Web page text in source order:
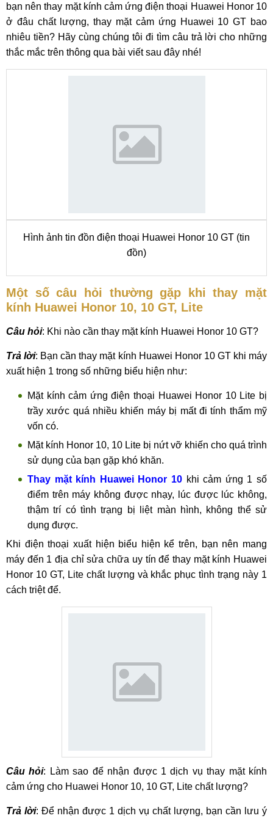
bạn nên thay mặt kính cảm ứng điện thoại Huawei Honor 10
ở đâu chất lượng, thay mặt cảm ứng Huawei 10 GT bao
nhiêu tiền? Hãy cùng chúng tôi đi tìm câu trả lời cho những
thắc mắc trên thông qua bài viết sau đây nhé!
Hình ảnh tin đồn điện thoại Huawei Honor 10 GT (tin
đồn)
Một số câu hỏi thường gặp khi thay mặt
kính Huawei Honor 10, 10 GT, Lite
Câu hỏi: Khi nào cần thay mặt kính Huawei Honor 10 GT?
Trả lời: Bạn cần thay mặt kính Huawei Honor 10 GT khi máy
xuất hiện 1 trong số những biểu hiện như:
Mặt kính cảm ứng điện thoại Huawei Honor 10 Lite bị
trầy xước quá nhiều khiến máy bị mất đi tính thẩm mỹ
vốn có.
Mặt kính Honor 10, 10 Lite bị nứt vỡ khiến cho quá trình
sử dụng của bạn gặp khó khăn.
Thay mặt kính Huawei Honor 10 khi cảm ứng 1 số
điểm trên máy không được nhạy, lúc được lúc không,
thậm trí có tình trạng bị liệt màn hình, không thể sử
dụng được.
Khi điện thoại xuất hiện biểu hiện kể trên, bạn nên mang
máy đến 1 địa chỉ sửa chữa uy tín để thay mặt kính Huawei
Honor 10 GT, Lite chất lượng và khắc phục tình trạng này 1
cách triệt để.
Câu hỏi: Làm sao để nhận được 1 dịch vụ thay mặt kính
cảm ứng cho Huawei Honor 10, 10 GT, Lite chất lượng?
Trả lời: Để nhận được 1 dịch vụ chất lượng, bạn cần lưu ý